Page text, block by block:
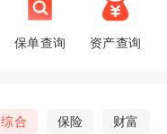
保单查询 资产查询
综合 保险 财富